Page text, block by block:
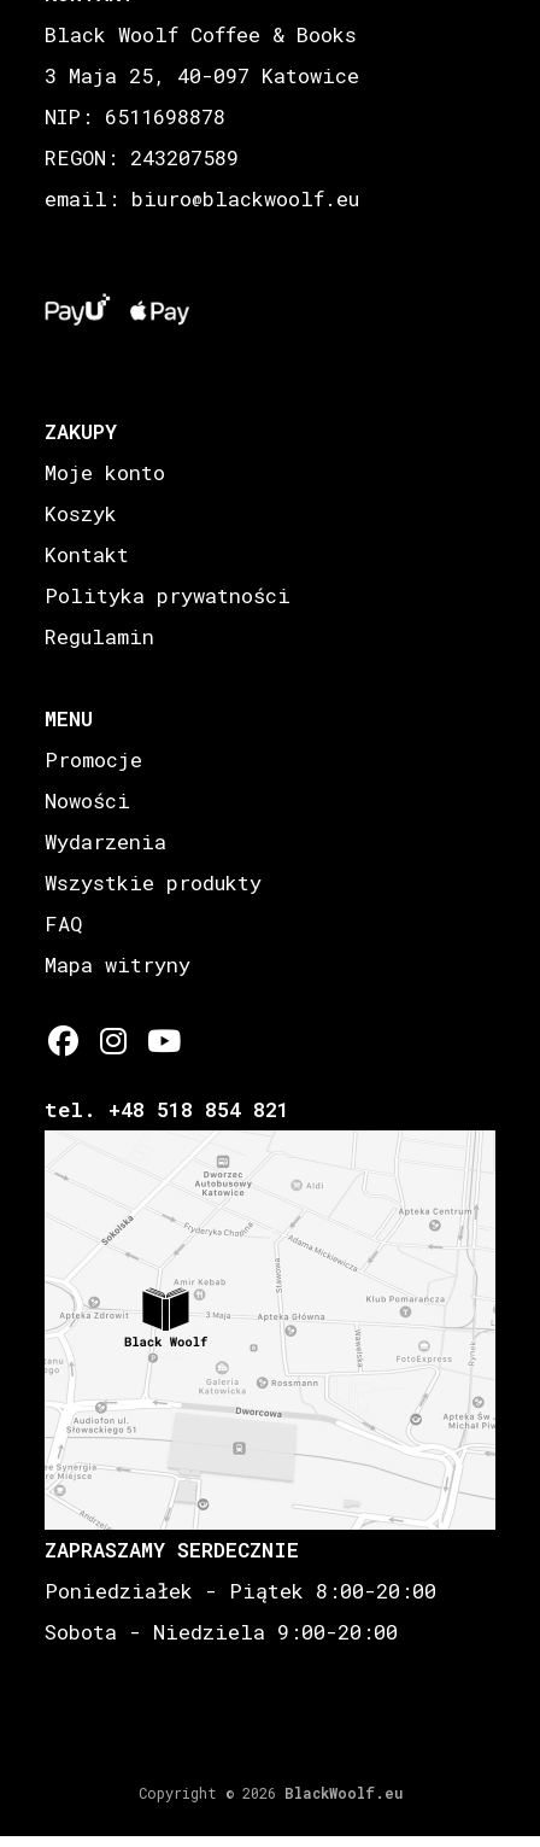
Black Woolf Coffee & Books
3 Maja 25, 40-097 Katowice
NIP: 6511698878
REGON: 243207589
email: biuro@blackwoolf.eu
ZAKUPY
Moje konto
Koszyk
Kontakt
Polityka prywatności
Regulamin
MENU
Promocje
Nowości
Wydarzenia
Wszystkie produkty
FAQ
Mapa witryny
tel. +48 518 854 821
ZAPRASZAMY SERDECZNIE
Poniedziałek - Piątek 8:00-20:00
Sobota - Niedziela 9:00-20:00
Copyright © 2026 BlackWoolf.eu